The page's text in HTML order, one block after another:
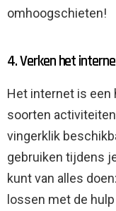
omhoogschieten!
4. Verken het
Het internet is een
soorten
vingerklik
gebruiken tijdens
kunt van alles
lossen met de